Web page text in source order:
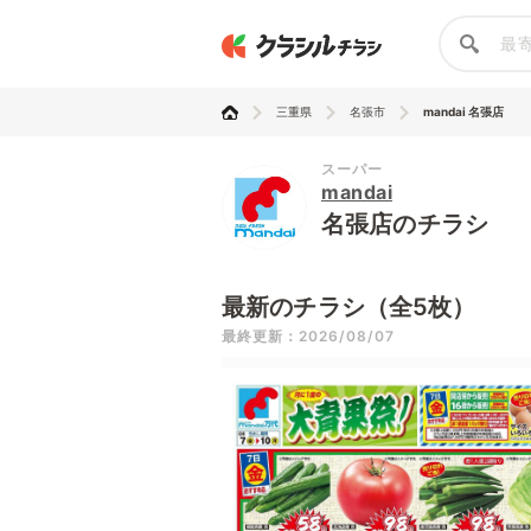
三重県 名張市 mandai 名張店
スーパー
mandai
名張店のチラシ
最新のチラシ（全5枚）
最終更新：2026/08/07